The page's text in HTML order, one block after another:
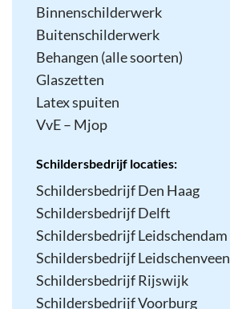
Binnenschilderwerk
Buitenschilderwerk
Behangen (alle soorten)
Glaszetten
Latex spuiten
VvE – Mjop
Schildersbedrijf locaties:
Schildersbedrijf Den Haag
Schildersbedrijf Delft
Schildersbedrijf Leidschendam
Schildersbedrijf Leidschenveen
Schildersbedrijf Rijswijk
Schildersbedrijf Voorburg